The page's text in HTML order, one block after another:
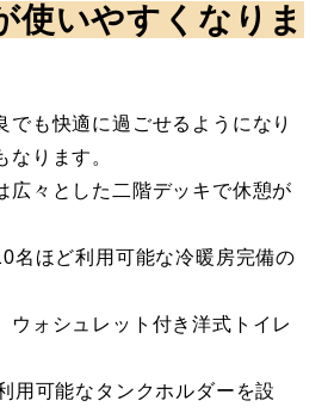
使いやすくなりま
も快適に過ごせるようになり
なります。
々とした二階デッキで休憩が
名ほど利用可能な冷暖房完備の
ォシュレット付き洋式トイレ
用可能なタンクホルダーを設